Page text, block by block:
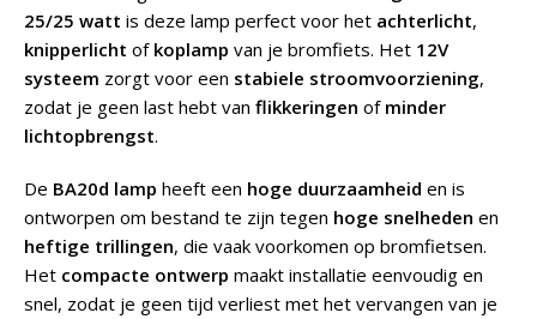
25/25 watt is deze lamp perfect voor het achterlicht,
knipperlicht of koplamp van je bromfiets. Het 12V
systeem zorgt voor een stabiele stroomvoorziening,
zodat je geen last hebt van flikkeringen of minder
lichtopbrengst.
De BA20d lamp heeft een hoge duurzaamheid en is
ontworpen om bestand te zijn tegen hoge snelheden en
heftige trillingen, die vaak voorkomen op bromfietsen.
Het compacte ontwerp maakt installatie eenvoudig en
snel, zodat je geen tijd verliest met het vervangen van je